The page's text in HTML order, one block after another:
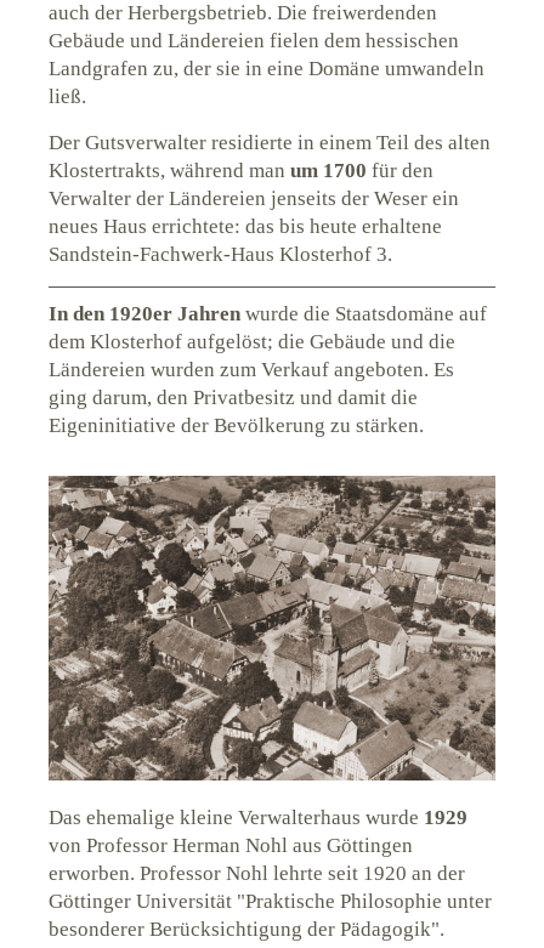
auch der Herbergsbetrieb. Die freiwerdenden
Gebäude und Ländereien fielen dem hessischen
Landgrafen zu, der sie in eine Domäne umwandeln
ließ.
Der Gutsverwalter residierte in einem Teil des alten
Klostertrakts, während manum 1700 für den
Verwalter der Ländereien jenseits der Weser ein
neues Haus errichtete: das bis heute erhaltene
Sandstein-Fachwerk-Haus Klosterhof 3.
In den 1920er Jahren wurde die Staatsdomäne auf
dem Klosterhof aufgelöst; die Gebäude und die
Ländereien wurden zum Verkauf angeboten. Es
ging darum, den Privatbesitz und damit die
Eigeninitiative der Bevölkerung zu stärken.
Das ehemalige kleine Verwalterhaus wurde 1929
von Professor Herman Nohl aus Göttingen
erworben. Professor Nohl lehrte seit 1920 an der
Göttinger Universität "Praktische Philosophie unter
besonderer Berücksichtigung der Pädagogik".